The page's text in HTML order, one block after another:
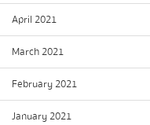
April 2021
March 2021
February 2021
January 2021